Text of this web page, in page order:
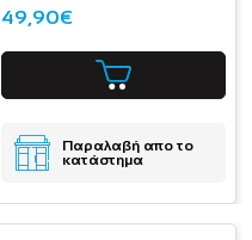
49,90€
Παραλαβή απο το
κατάστημα